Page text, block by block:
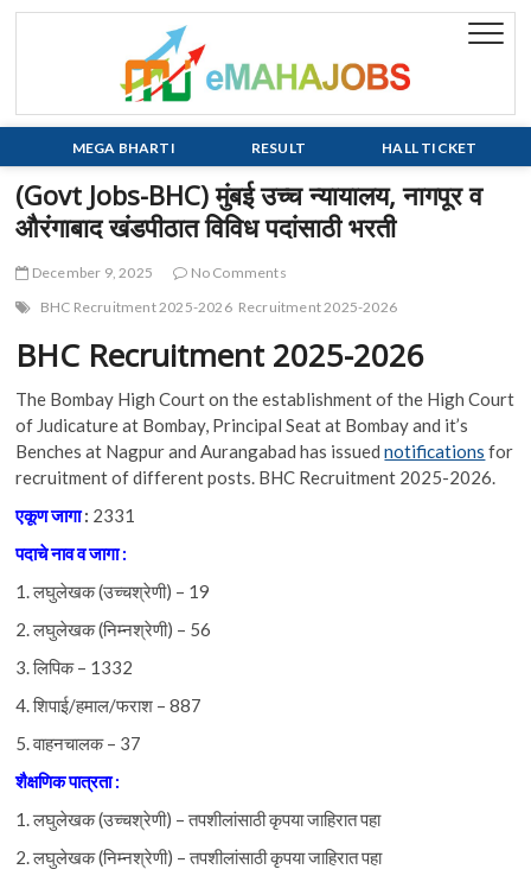
Skip
MEGA BHARTI RESULT HALL TICKET
(Govt Jobs-BHC) मुंबई उच्च न्यायालय, नागपूर व
औरंगाबाद खंडपीठात विविध पदांसाठी भरती
December 9, 2025
No Comments
BHC Recruitment 2025-2026 Recruitment 2025-2026
BHC Recruitment 2025-2026
The Bombay High Court on the establishment of the High Court
of Judicature at Bombay, Principal Seat at Bombay and it’s
Benches at Nagpur and Aurangabad has issuednotifications for
recruitment of different posts. BHC Recruitment 2025-2026.
एकूणजागा: 2331
पदाचे नाव व जागा :
1. लघुलेखक (उच्चश्रेणी) – 19
2. लघुलेखक (निम्नश्रेणी) – 56
3. लिपिक – 1332
4. शिपाई/हमाल/फराश – 887
5. वाहनचालक – 37
शैक्षणिकपात्रता :
1. लघुलेखक (उच्चश्रेणी) – तपशीलांसाठी कृपया जाहिरात पहा
2. लघुलेखक (निम्नश्रेणी) – तपशीलांसाठी कृपया जाहिरात पहा